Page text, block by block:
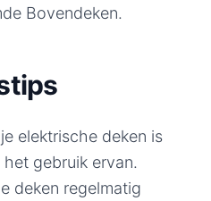
Bovendeken.
elektrische deken is
gebruik ervan.
deken regelmatig